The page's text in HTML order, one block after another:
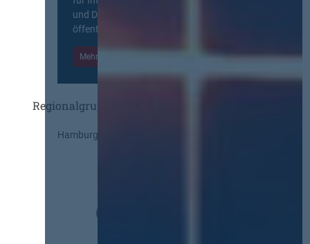
und Diskurs zwischen allen am
öffentlichen Markt beteiligten Kräften.
Mehr Informationen Einloggen
Regionalgruppen
Hamburg